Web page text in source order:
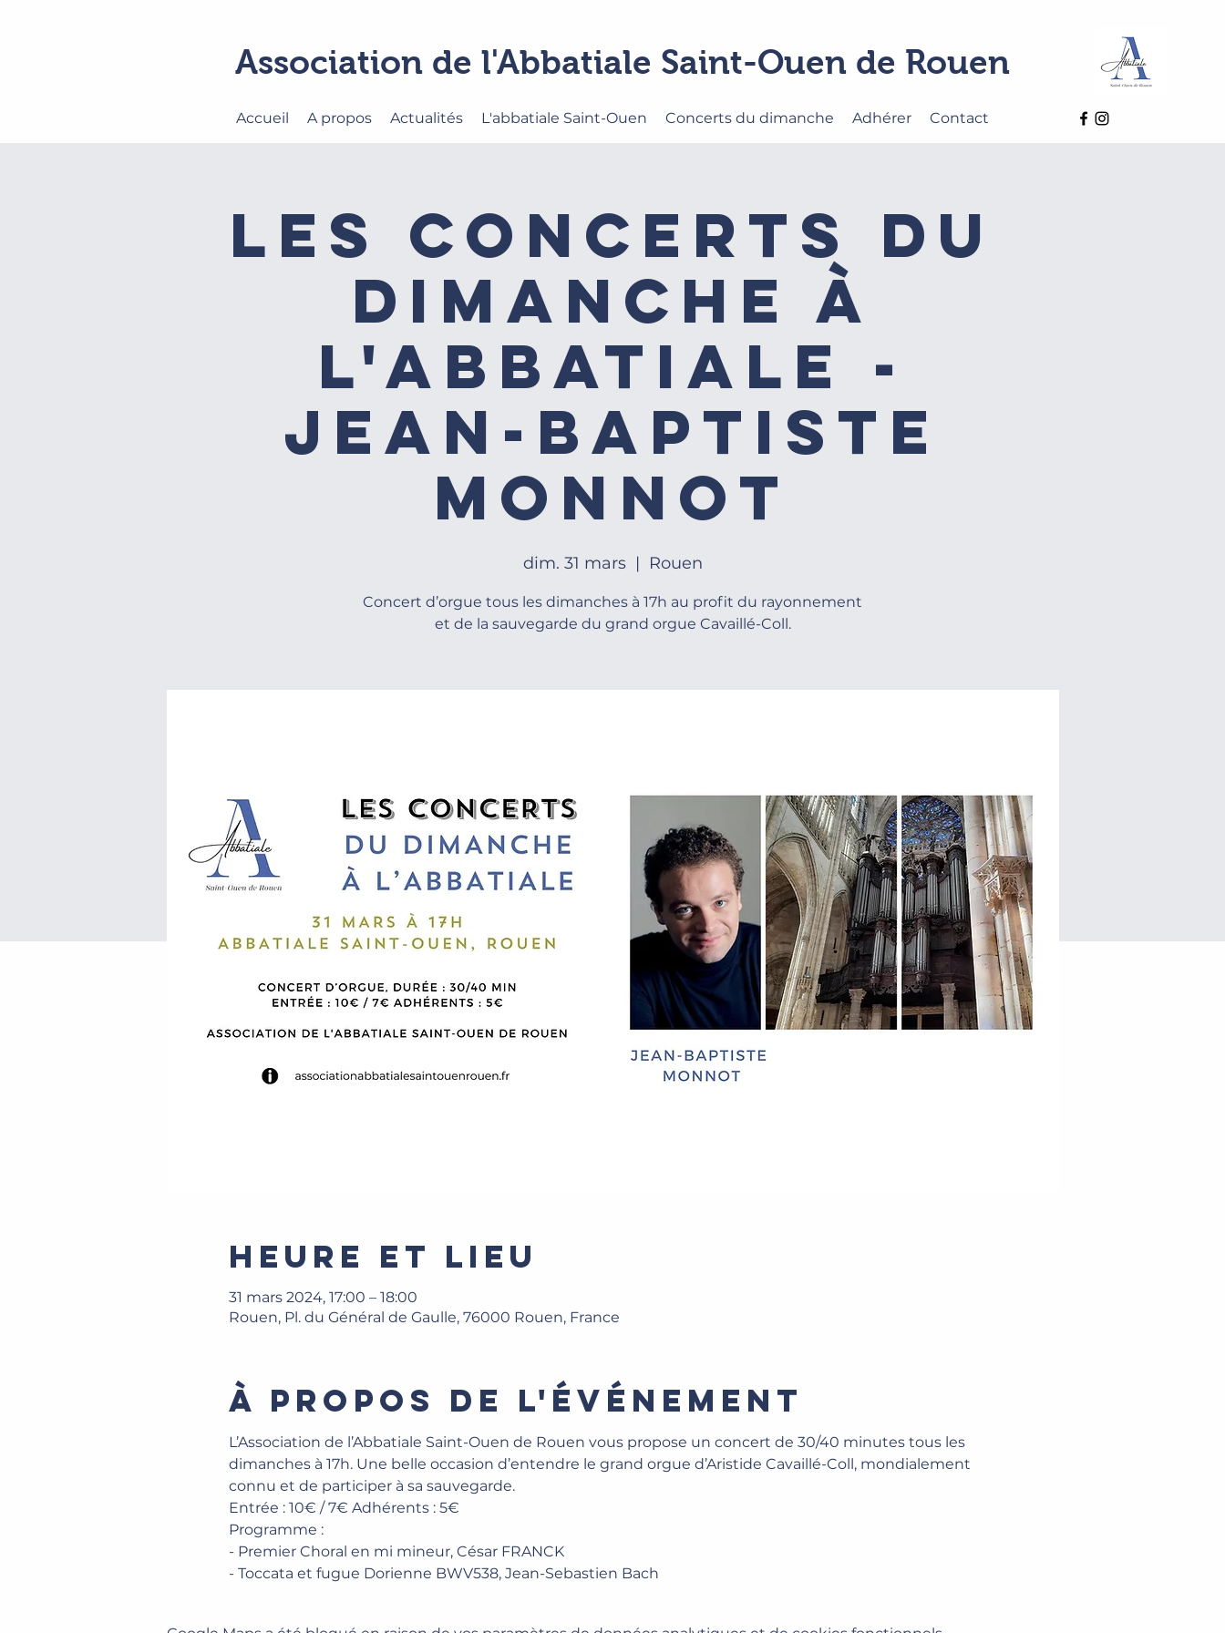
Association de l'Abbatiale Saint-Ouen de Rouen
Accueil A propos Actualités L'abbatiale Saint-Ouen Concerts du dimanche Adhérer Contact
Les concerts du
dimanche à
l'Abbatiale -
Jean-Baptiste
Monnot
dim. 31 mars
  |
Rouen
Concert d’orgue tous les dimanches à 17h au profit du rayonnement
et de la sauvegarde du grand orgue Cavaillé-Coll.
Heure et lieu
31 mars 2024, 17:00 – 18:00
Rouen, Pl. du Général de Gaulle, 76000 Rouen, France
À propos de l'événement
L’Association de l’Abbatiale Saint-Ouen de Rouen vous propose un concert de 30/40 minutes tous les
dimanches à 17h. Une belle occasion d’entendre le grand orgue d’Aristide Cavaillé-Coll, mondialement
connu et de participer à sa sauvegarde.
Entrée : 10€ / 7€ Adhérents : 5€
Programme :
- Premier Choral en mi mineur, César FRANCK
- Toccata et fugue Dorienne BWV538, Jean-Sebastien Bach